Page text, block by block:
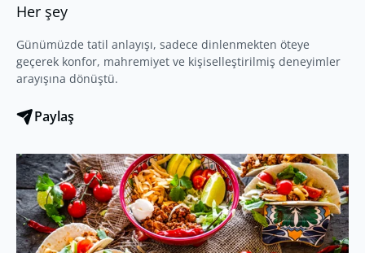
Her şey
Günümüzde tatil anlayışı, sadece dinlenmekten öteye
geçerek konfor, mahremiyet ve kişiselleştirilmiş deneyimler
arayışına dönüştü.
Paylaş